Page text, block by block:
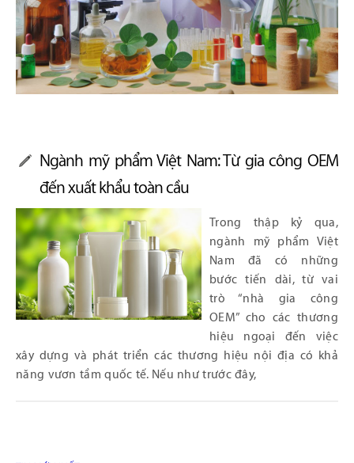
Ngành mỹ phẩm Việt Nam: Từ gia công OEM
đến xuất khẩu toàn cầu
Trong thập kỷ qua,
ngành mỹ phẩm Việt
Nam đã có những
bước tiến dài, từ vai
trò “nhà gia công
OEM” cho các thương
hiệu ngoại đến việc
xây dựng và phát triển các thương hiệu nội địa có khả
năng vươn tầm quốc tế. Nếu như trước đây,